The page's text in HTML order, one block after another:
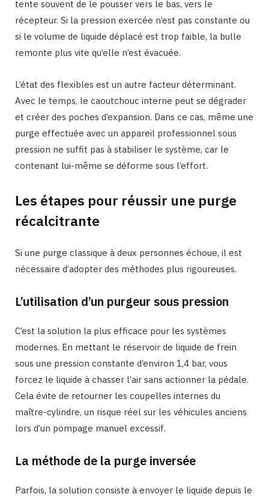
tente souvent de le pousser vers le bas, vers le
récepteur. Si la pression exercée n’est pas constante ou
si le volume de liquide déplacé est trop faible, la bulle
remonte plus vite qu’elle n’est évacuée.
L’état des flexibles est un autre facteur déterminant.
Avec le temps, le caoutchouc interne peut se dégrader
et créer des poches d’expansion. Dans ce cas, même une
purge effectuée avec un appareil professionnel sous
pression ne suffit pas à stabiliser le système, car le
contenant lui-même se déforme sous l’effort.
Les étapes pour réussir une purge
récalcitrante
Si une purge classique à deux personnes échoue, il est
nécessaire d’adopter des méthodes plus rigoureuses.
L’utilisation d’un purgeur sous pression
C’est la solution la plus efficace pour les systèmes
modernes. En mettant le réservoir de liquide de frein
sous une pression constante d’environ 1,4 bar, vous
forcez le liquide à chasser l’air sans actionner la pédale.
Cela évite de retourner les coupelles internes du
maître-cylindre, un risque réel sur les véhicules anciens
lors d’un pompage manuel excessif.
La méthode de la purge inversée
Parfois, la solution consiste à envoyer le liquide depuis le